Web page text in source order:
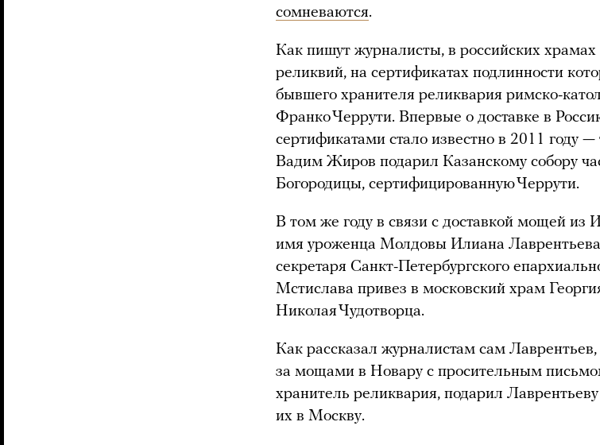
сомневаются.
Как пишут журналисты, в российских храмах
реликвий, на сертификатах подлинности
бывшего хранителя реликвария римско-
Франко Черрути. Впервые о доставке в
сертификатами стало известно в 2011 году
Вадим Жиров подарил Казанскому собору
Богородицы, сертифицированную Черрути.
В том же году в связи с доставкой мощей из
имя уроженца Молдовы Илиана
секретаря Санкт-Петербургского
Мстислава привез в московский храм
Николая Чудотворца.
Как рассказал журналистам сам Лаврентьев,
за мощами в Новару с просительным
хранитель реликвария, подарил
их в Москву.